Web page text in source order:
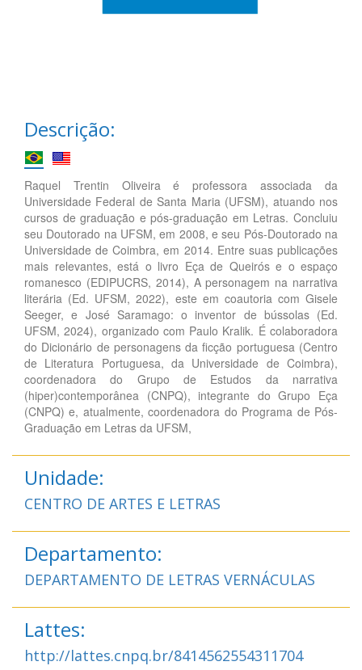
Descrição:
Raquel Trentin Oliveira é professora associada da
Universidade Federal de Santa Maria (UFSM), atuando nos
cursos de graduação e pós-graduação em Letras. Concluiu
seu Doutorado na UFSM, em 2008, e seu Pós-Doutorado na
Universidade de Coimbra, em 2014. Entre suas publicações
mais relevantes, está o livro Eça de Queirós e o espaço
romanesco (EDIPUCRS, 2014), A personagem na narrativa
literária (Ed. UFSM, 2022), este em coautoria com Gisele
Seeger, e José Saramago: o inventor de bússolas (Ed.
UFSM, 2024), organizado com Paulo Kralik. É colaboradora
do Dicionário de personagens da ficção portuguesa (Centro
de Literatura Portuguesa, da Universidade de Coimbra),
coordenadora do Grupo de Estudos da narrativa
(hiper)contemporânea (CNPQ), integrante do Grupo Eça
(CNPQ) e, atualmente, coordenadora do Programa de Pós-
Graduação em Letras da UFSM,
Unidade:
CENTRO DE ARTES E LETRAS
Departamento:
DEPARTAMENTO DE LETRAS VERNÁCULAS
Lattes:
http://lattes.cnpq.br/8414562554311704